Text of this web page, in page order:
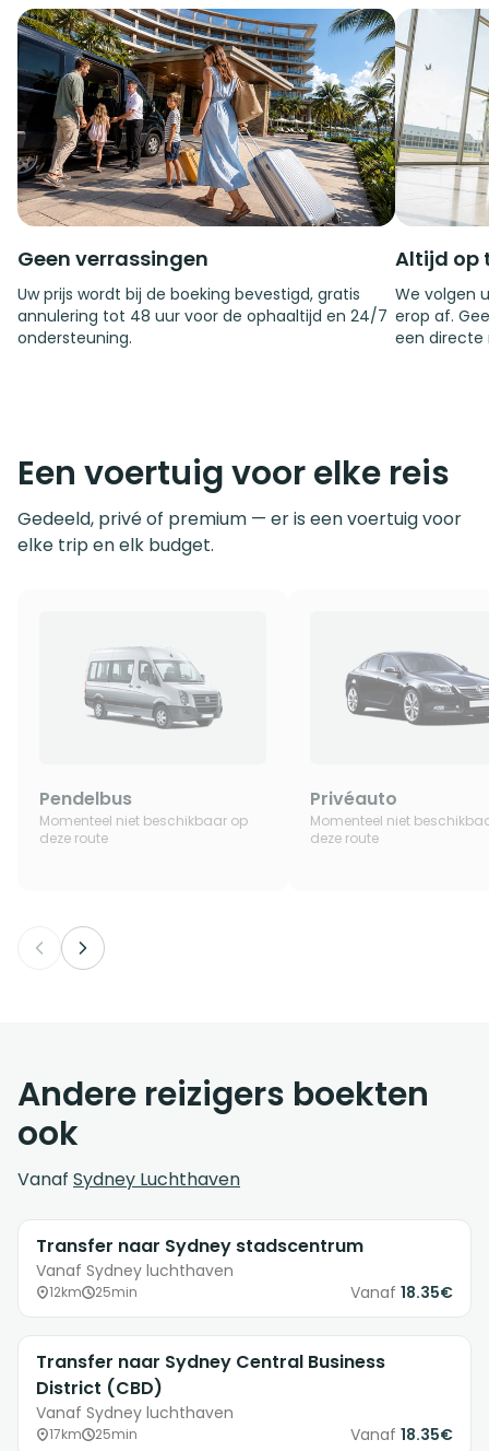
Geen verrassingen
Uw prijs wordt bij de boeking bevestigd, gratis
annulering tot 48 uur voor de ophaaltijd en 24/7
ondersteuning.
Altijd op
We volgen
erop af.
een directe
Een voertuig voor elke reis
Gedeeld, privé of premium — er is een voertuig voor
elke trip en elk budget.
Pendelbus
Momenteel niet beschikbaar op
deze route
Privéauto
Momenteel niet
deze route
Andere reizigers boekten
ook
Vanaf Sydney Luchthaven
Transfer naar Sydney stadscentrum
Vanaf Sydney luchthaven
12km 25min Vanaf 18.35€
Transfer naar Sydney Central Business
District (CBD)
Vanaf Sydney luchthaven
17km 25min Vanaf 18.35€